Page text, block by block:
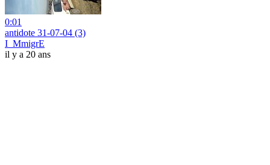
0:01
antidote 31-07-04 (3)
I_MmigrE
il y a 20 ans